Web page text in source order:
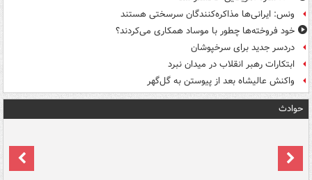
ونس: ایرانی‌ها مذاکره‌کنندگان سرسختی هستند
خود فروخته‌ها چطور با موساد همکاری می‌کردند؟
دردسر جدید برای سرخپوشان
ابتکارات رهبر انقلاب در میدان نبرد
واکنش عالیشاه بعد از پیوستن به گل‌گهر
حوادث